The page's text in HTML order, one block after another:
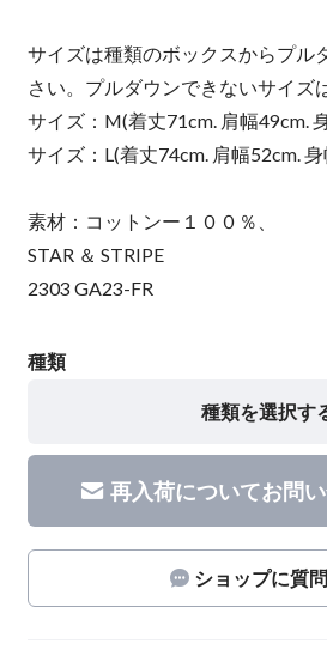
サイズは種類のボックスからプル
さい。プルダウンできないサイズ
サイズ：M(着丈71cm. 肩幅49cm.
サイズ：L(着丈74cm. 肩幅52cm.
素材：コットンー１００％、
STAR ＆ STRIPE
2303 GA23-FR
種類
種類を選択す
再入荷についてお問
ショップに質